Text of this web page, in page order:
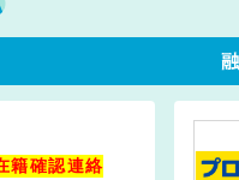
籍確認連絡